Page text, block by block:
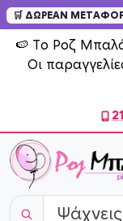
🛒 ΔΩΡΕΑΝ
🍉 Το Ροζ
Οι
Skip to content